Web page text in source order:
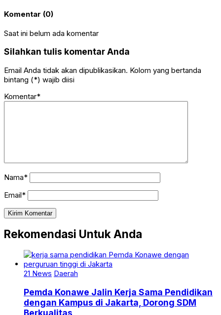
Komentar (0)
Saat ini belum ada komentar
Silahkan tulis komentar Anda
Email Anda tidak akan dipublikasikan. Kolom yang bertanda
bintang (*) wajib diisi
Komentar*
Nama*
Email*
Rekomendasi Untuk Anda
21 News Daerah
Pemda Konawe Jalin Kerja Sama Pendidikan
dengan Kampus di Jakarta, Dorong SDM
Berkualitas